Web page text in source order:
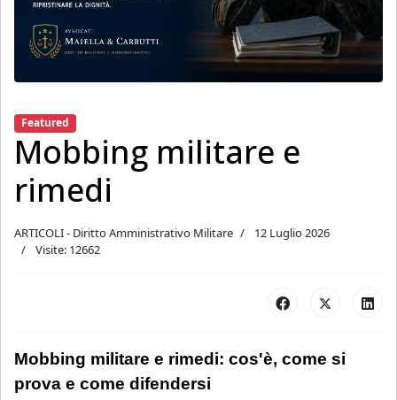
Featured
Mobbing militare e
rimedi
ARTICOLI - Diritto Amministrativo Militare
12 Luglio 2026
Visite: 12662
Mobbing militare e rimedi: cos'è, come si
prova e come difendersi